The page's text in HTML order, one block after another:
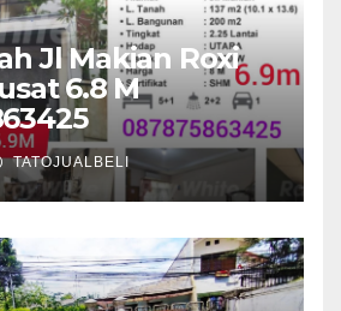
Jl Makian Roxi
6.8 M
TATOJUALBELI